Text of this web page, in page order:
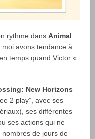
rythme dansAnimal
moi avons tendance à
temps quand Victor «
New Horizons
2 play”, avec ses
ses différentes
ses actions qui ne
nombres de jours de